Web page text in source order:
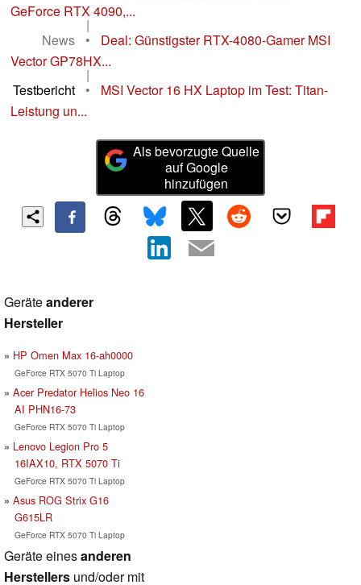
GeForce RTX 4090,...
|
News
•
Deal: Günstigster RTX-4080-Gamer MSI
Vector GP78HX...
|
Testbericht
•
MSI Vector 16 HX Laptop im Test: Titan-
Leistung un...
Als bevorzugte Quelle
auf Google
hinzufügen
Geräteanderer
Hersteller
HP Omen Max 16-ah0000
GeForce RTX 5070 Ti Laptop
Acer Predator Helios Neo 16
AI PHN16-73
GeForce RTX 5070 Ti Laptop
Lenovo Legion Pro 5
16IAX10, RTX 5070 Ti
GeForce RTX 5070 Ti Laptop
Asus ROG Strix G16
G615LR
GeForce RTX 5070 Ti Laptop
Geräte einesanderen
Herstellers und/oder mit